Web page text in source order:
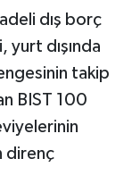
dış borç
dışında
takip
BIST 100
direnç